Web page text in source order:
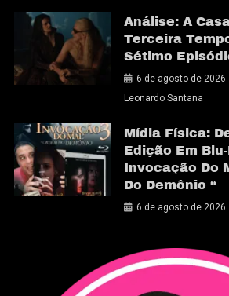
Análise: A
Terceira
Sétimo
6 de agosto de 2026
Leonardo Santana
Mídia Física:
Edição Em Blu-
Invocação Do
Do Demônio “
6 de agosto de 2026